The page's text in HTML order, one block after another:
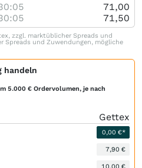
71,00
71,50
zzgl. marktüblicher Spreads und
Spreads und Zuwendungen, mögliche
handeln
5.000 € Ordervolumen, je nach
Gettex
0,00 €*
7,90 €